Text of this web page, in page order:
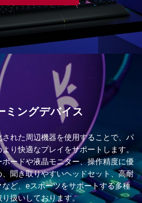
ミングデバイス
れた周辺機器を使用することで、パ
り快適なプレイをサポートします。
ードや液晶モニター、操作精度に優
聞き取りやすいヘッドセット、高耐
ど、eスポーツをサポートする多種
扱いしております。